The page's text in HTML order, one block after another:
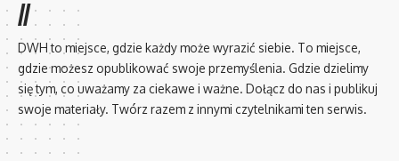
//
DWH to miejsce, gdzie każdy może wyrazić siebie. To miejsce,
gdzie możesz opublikować swoje przemyślenia. Gdzie dzielimy
się tym, co uważamy za ciekawe i ważne. Dołącz do nas i publikuj
swoje materiały. Twórz razem z innymi czytelnikami ten serwis.